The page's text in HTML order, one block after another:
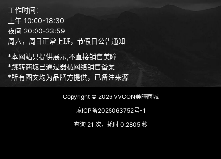
工作时间：
上午 10:00-18:30
夜间 20:00-23:59
周六，周日正常上班，节假日公告通知
*本网站只提供展示,不直接销售美瞳
*跳转商城已通过器械网络销售备案
*所有图文均为品牌方提供，已备注来源
Copyright © 2026VVCON美瞳商城
琼ICP备2025063752号-1
查询 21 次，耗时 0.2805 秒